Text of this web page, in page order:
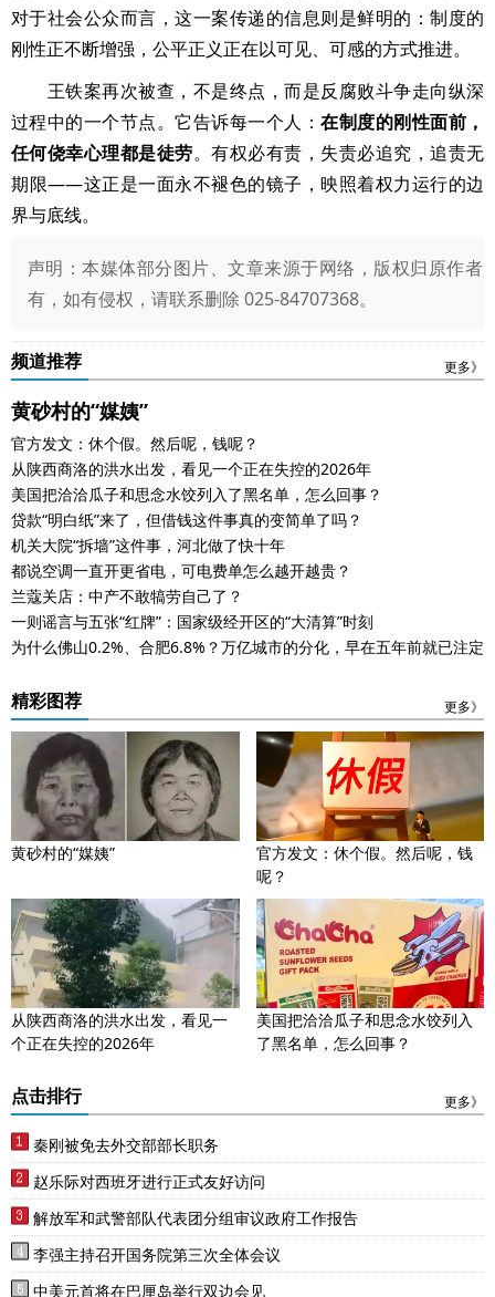
对于社会公众而言，这一案传递的信息则是鲜明的：制度的
刚性正不断增强，公平正义正在以可见、可感的方式推进。
王铁案再次被查，不是终点，而是反腐败斗争走向纵深
过程中的一个节点。它告诉每一个人：在制度的刚性面前，
任何侥幸心理都是徒劳。有权必有责，失责必追究，追责无
期限——这正是一面永不褪色的镜子，映照着权力运行的边
界与底线。
声明：本媒体部分图片、文章来源于网络，版权归原作者
有，如有侵权，请联系删除 025-84707368。
频道推荐 更多》
黄砂村的“媒姨”
官方发文：休个假。然后呢，钱呢？
从陕西商洛的洪水出发，看见一个正在失控的2026年
美国把洽洽瓜子和思念水饺列入了黑名单，怎么回事？
贷款“明白纸”来了，但借钱这件事真的变简单了吗？
机关大院“拆墙”这件事，河北做了快十年
都说空调一直开更省电，可电费单怎么越开越贵？
兰蔻关店：中产不敢犒劳自己了？
一则谣言与五张“红牌”：国家级经开区的“大清算”时刻
为什么佛山0.2%、合肥6.8%？万亿城市的分化，早在五年前就已注定
精彩图荐 更多》
黄砂村的“媒姨”
官方发文：休个假。然后呢，钱
呢？
从陕西商洛的洪水出发，看见一
个正在失控的2026年
美国把洽洽瓜子和思念水饺列入
了黑名单，怎么回事？
点击排行 更多》
秦刚被免去外交部部长职务
赵乐际对西班牙进行正式友好访问
解放军和武警部队代表团分组审议政府工作报告
李强主持召开国务院第三次全体会议
中美元首将在巴厘岛举行双边会见